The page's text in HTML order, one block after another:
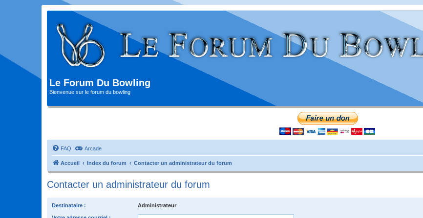
Le Forum Du Bowling
Bienvenue sur le forum du bowling
FAQ Arcade
Accueil Index du forum Contacter un administrateur du forum
Contacter un administrateur du forum
Destinataire : Administrateur